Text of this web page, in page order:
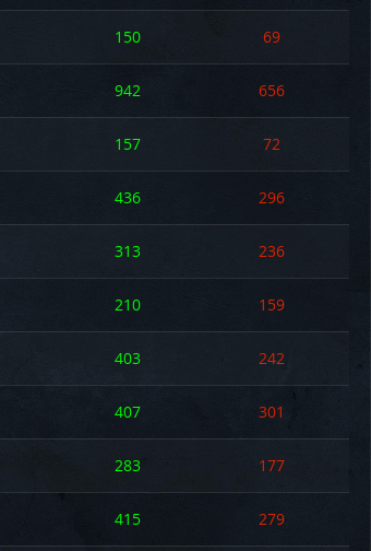
150 69
942 656
157 72
436 296
313 236
210 159
403 242
407 301
283 177
415 279